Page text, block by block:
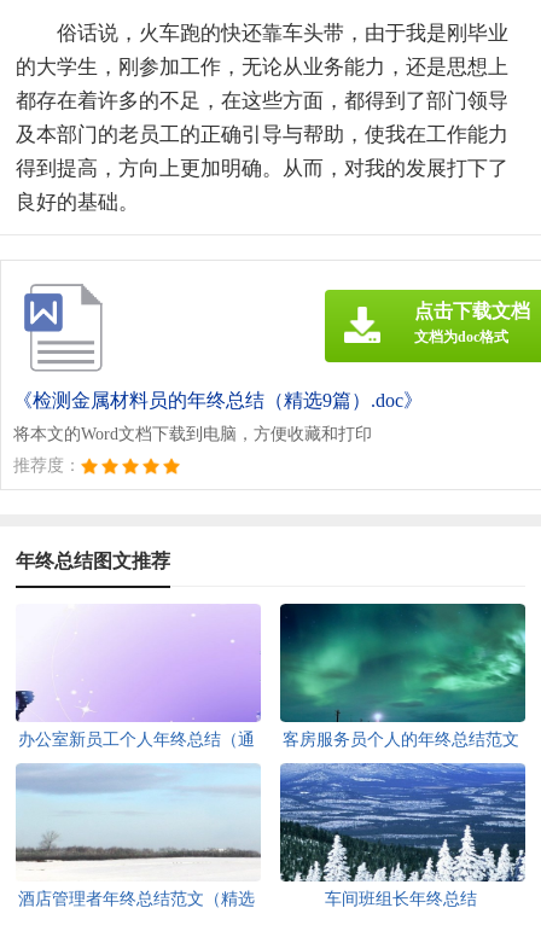
俗话说，火车跑的快还靠车头带，由于我是刚毕业
的大学生，刚参加工作，无论从业务能力，还是思想上
都存在着许多的不足，在这些方面，都得到了部门领导
及本部门的老员工的正确引导与帮助，使我在工作能力
得到提高，方向上更加明确。从而，对我的发展打下了
良好的基础。
《检测金属材料员的年终总结（精选9篇）.doc》
将本文的Word文档下载到电脑，方便收藏和打印
推荐度：
点击下载文档
文档为doc格式
年终总结图文推荐
办公室新员工个人年终总结（通
客房服务员个人的年终总结范文
（通用16篇）
酒店管理者年终总结范文（精选
车间班组长年终总结